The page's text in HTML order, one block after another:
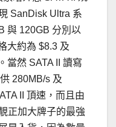
SanDisk Ultra 系
與 120GB 分別以
大約為 $8.3 及
當然 SATA II 讀寫
280MB/s 及
II 頂速，而且由
正加大牌子的最強